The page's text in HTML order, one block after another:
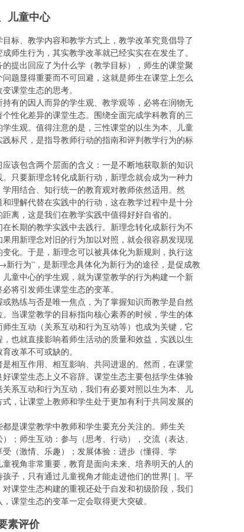
儿童中心
标、教学内容和教学方式上，教学改革究竟倡导了
师生行为，其实教学改革就已经实实在在发生了。
提出回应了为什么学（教学目标），师生的课堂聚
题显得重要而不可回避，这就是师生在课堂上怎么
课堂生态的思考。
有的因人而异的学生观、教学观等，必将在润物无
性化差异的课堂生态。围绕全面完成学科教育的三
生观。值得注意的是，三性课堂的以生为本、儿童
标尺，是指导教师行动的指南和评判教学行为的标
该包含两个层面的含义：一是不断地获取新的知识
只要新理念转化成新行动，新理念就会成为一种力
用结合、知行统一的教育观对教师依然适用。然
理解代替在实践中的行动，这在教学过程中是十分
离，这是我们在教学实践中值得好好自省的。
长期的教学实践中去践行。新理念转化成新行为不
用新理念对旧的行为加以对照，就会很容易发现现
化。于是，新理念可以被具体化为新规则，执行这
行为”，是新理念具体化为新行为的途径，是促成教
童中心的学生观，就为课堂教学的行为构建一个新
将引发师生课堂生态的变革。
熟练与否是唯一焦点，为了掌握知识而教学是自然
当课堂教学的目标指向核心素养的时候，学生的体
生互动（关系互动和行为互动等）也成为关键，它
也就直接影响着师生活动的质量和效益，实践以生
改革不可或缺的。
相互作用、相互影响、共同进退的。然而，在课堂
课堂生态上义不容辞。课堂生态主要包括学生体验
关系互动和行为互动，我们有必要对照以生为本、儿
，让课堂上教师和学生处于更加有利于共同发展的
是课堂教学中教师和学生要充分关注的。师生关
；师生互动：参与（思考、行动），交流（表达、
（激情、乐趣）；发展体验：进步（懂得、学
视角非常重要，教育是面向未来、培养明天的人的
子，只有通过儿童视角才能走进他们的世界[ ]。平
课堂生态构建的重视还处于自发和初级阶段，我们
课堂生态的变革一定会取得更大突破。
素评价